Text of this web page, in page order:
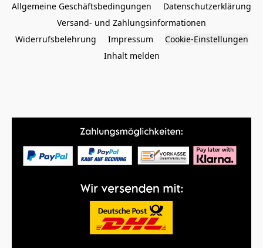
Allgemeine Geschäftsbedingungen
Datenschutzerklärung
Versand- und Zahlungsinformationen
Widerrufsbelehrung
Impressum
Cookie-Einstellungen
Inhalt melden